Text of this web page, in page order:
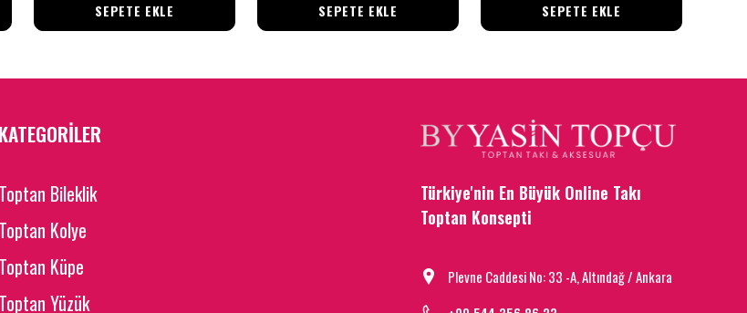
SEPETE EKLE SEPETE EKLE SEPETE EKLE
KATEGORİLER
Toptan Bileklik
Toptan Kolye
Toptan Küpe
Toptan Yüzük
Türkiye'nin En Büyük Online Takı
Toptan Konsepti
Plevne Caddesi No: 33 -A, Altındağ / Ankara